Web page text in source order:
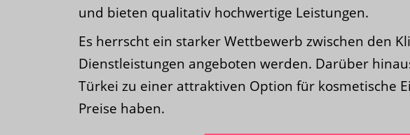
und bieten qualitativ hochwertige Leistungen.
Es herrscht ein starker Wettbewerb zwischen den
Dienstleistungen angeboten werden. Darüber
Türkei zu einer attraktiven Option für kosmetische
Preise haben.